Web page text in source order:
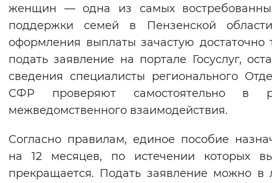
Цвет сайта
Монохромный Инверсивный
Синий фон
Изображения
Включены Выключены
Звуковой ассистент
Воспроизвести Остановить
женщин — одна из самых
поддержки семей в Пензенской
оформления выплаты зачастую достаточно
подать заявление на портале Госуслуг,
сведения специалисты регионального
СФР проверяют самостоятельно в
межведомственного взаимодействия.
Согласно правилам, единое пособие
на 12 месяцев, по истечении которых
прекращается. Подать заявление можно в